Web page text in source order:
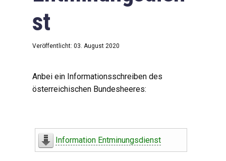
st
Veröffentlicht: 03. August 2020
Anbei ein Informationsschreiben des
österreichischen Bundesheeres:
Information Entminungsdienst